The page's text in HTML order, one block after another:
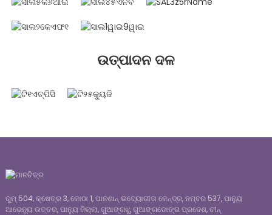
ଉତ୍ପାଦନ ଦଳ
ରୁମ୍ 504, କ୍ଷେତ୍ର 3, କୋଠା 1, ପାନଶାନ୍ ଉଦ୍ୟୋଗୀତା କେନ୍ଦ୍ର, ନମ୍ବର 537, ପାନ୍ୟୁ
ଆଭେନ୍ୟୁ ଉତ୍ତର, ପାନ୍ୟୁ ଜିଲ୍ଲା, ଗୁଆଙ୍ଗଝୁ, ଗୁଆଙ୍ଗଡୋଙ୍ଗ ପ୍ରଦେଶ, ଚୀନ୍